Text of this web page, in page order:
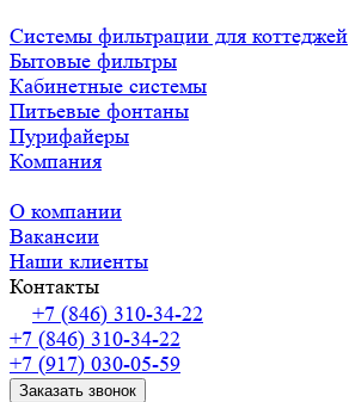
Системы фильтрации для коттеджей
Бытовые фильтры
Кабинетные системы
Питьевые фонтаны
Пурифайеры
Компания
О компании
Вакансии
Наши клиенты
Контакты
+7 (846) 310-34-22
+7 (846) 310-34-22
+7 (917) 030-05-59
Заказать звонок